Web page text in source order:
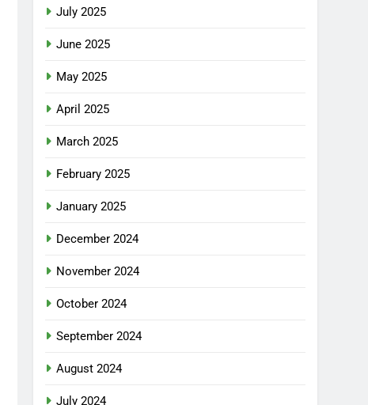
July 2025
June 2025
May 2025
April 2025
March 2025
February 2025
January 2025
December 2024
November 2024
October 2024
September 2024
August 2024
July 2024